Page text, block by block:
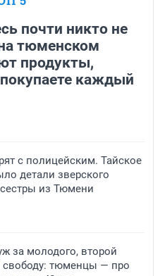
почти никто не
тюменском
продукты,
каждый
с полицейским. Тайское
детали зверского
из Тюмени
за молодого, второй
свободу: тюменцы — про